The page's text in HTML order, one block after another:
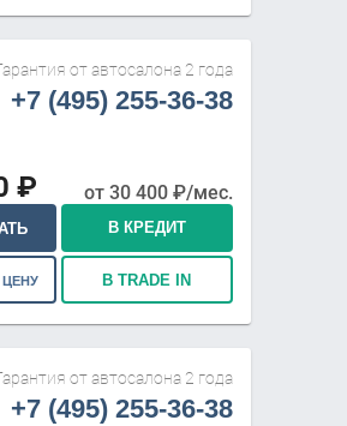
от автосалона 2 года
+7 (495) 255-36-38
₽ от 30 400₽/мес.
В КРЕДИТ
В TRADE IN
от автосалона 2 года
+7 (495) 255-36-38